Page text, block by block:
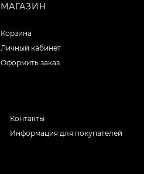
МАГАЗИН
Корзина
Личный кабинет
Оформить заказ
Контакты
Информация для покупателей